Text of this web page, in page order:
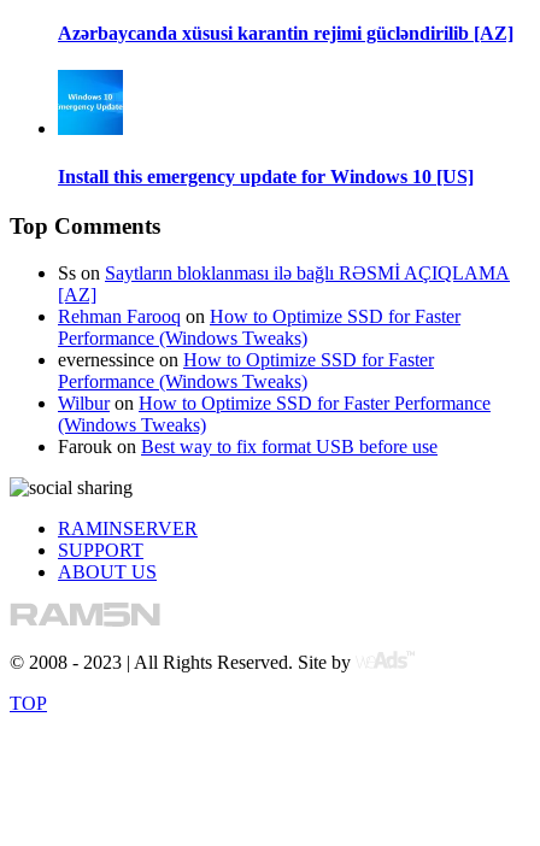
Azərbaycanda xüsusi karantin rejimi gücləndirilib [AZ]
Install this emergency update for Windows 10 [US]
Top Comments
Ss on Saytların bloklanması ilə bağlı RƏSMİ AÇIQLAMA
[AZ]
Rehman Farooq on How to Optimize SSD for Faster
Performance (Windows Tweaks)
evernessince on How to Optimize SSD for Faster
Performance (Windows Tweaks)
Wilburon How to Optimize SSD for Faster Performance
(Windows Tweaks)
Farouk on Best way to fix format USB before use
RAMINSERVER
SUPPORT
ABOUT US
© 2008 - 2023 | All Rights Reserved. Site by
TOP